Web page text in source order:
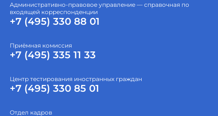
Административно-правовое управление — справочная по
входящей корреспонденции
+7 (495) 330 88 01
Приёмная комиссия
+7 (495) 335 11 33
Центр тестирования иностранных граждан
+7 (495) 330 85 01
Отдел кадров